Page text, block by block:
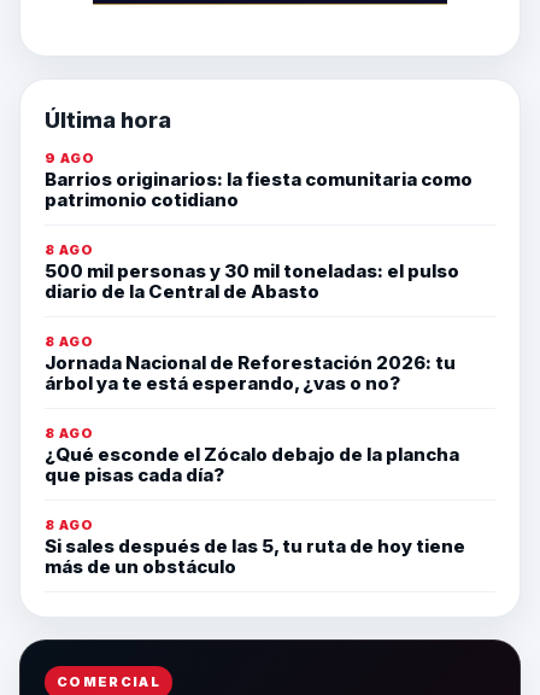
Última hora
9 AGO
Barrios originarios: la fiesta comunitaria como
patrimonio cotidiano
8 AGO
500 mil personas y 30 mil toneladas: el pulso
diario de la Central de Abasto
8 AGO
Jornada Nacional de Reforestación 2026: tu
árbol ya te está esperando, ¿vas o no?
8 AGO
¿Qué esconde el Zócalo debajo de la plancha
que pisas cada día?
8 AGO
Si sales después de las 5, tu ruta de hoy tiene
más de un obstáculo
COMERCIAL